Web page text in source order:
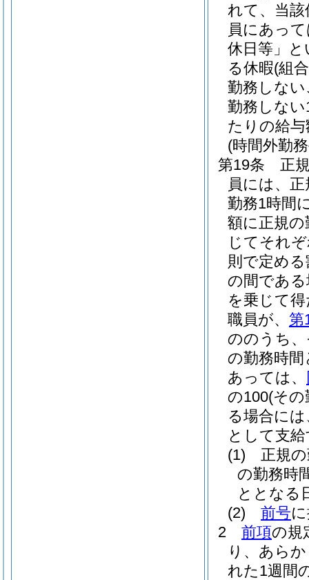
れて、当
員にあっ
休日等」と
る休暇(組
勤務しな
勤務しな
たりの給
(時間外勤
第19条
正
員には、
勤務1時間
額に正規
じてそれ
則で定める
の間であ
を乗じて
職員が、 第
ののうち
の勤務時
あっては、
の100(その
る場合に
として支
(1)
正規
の勤務時
ととなる
(2)
前号
2
前項の規
り、あら
れた1週間